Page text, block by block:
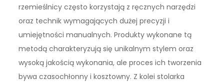
rzemieślnicy często korzystają z ręcznych narzędzi
oraz technik wymagających dużej precyzji i
umiejętności manualnych. Produkty wykonane tą
metodą charakteryzują się unikalnym stylem oraz
wysoką jakością wykonania, ale proces ich tworzenia
bywa czasochłonny i kosztowny. Z kolei stolarka